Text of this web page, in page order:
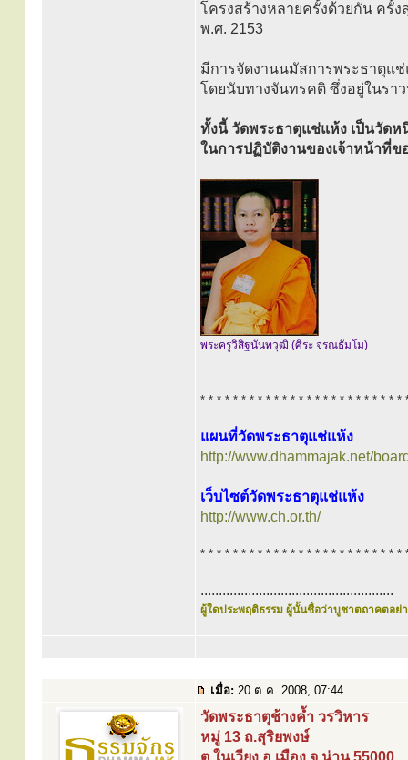
โครงสร้างหลายครั้งด้วยกัน ครั้ง
พ.ศ. 2153
มีการจัดงานนมัสการพระธาตุแช่
โดยนับทางจันทรคติ ซึ่งอยู่ในร
ทั้งนี้ วัดพระธาตุแช่แห้ง เป็นวัดห
ในการปฏิบัติงานของเจ้าหน้าที่
พระครูวิสิฐนันทวุฒิ (ศิระ จรณธัมโม)
* * * * * * * * * * * * * * * * * * * * * * * * *
แผนที่วัดพระธาตุแช่แห้ง
http://www.dhammajak.net/
เว็บไซต์วัดพระธาตุแช่แห้ง
http://www.ch.or.th/
* * * * * * * * * * * * * * * * * * * * * * * * *
.....................................................
ผู้ใดประพฤติธรรม ผู้นั้นชื่อว่าบูชาตถาคตอย่า
เมื่อ: 20 ต.ค. 2008, 07:44
วัดพระธาตุช้างค้ำ วรวิหาร
หมู่ 13 ถ.สุริยพงษ์
ต.ในเวียง อ.เมือง จ.น่าน 55000